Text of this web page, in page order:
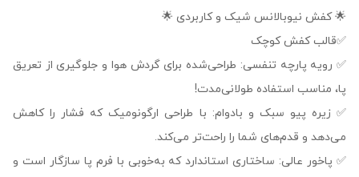
🌟 کفش نیوبالانس شیک و کاربردی 🌟
✅قالب کفش کوچک
✅ رویه پارچه تنفسی: طراحی‌شده برای گردش هوا و جلوگیری از تعریق
پا، مناسب استفاده طولانی‌مدت!
✅ زیره پیو سبک و بادوام: با طراحی ارگونومیک که فشار را کاهش
می‌دهد و قدم‌های شما را راحت‌تر می‌کند.
✅ پاخور عالی: ساختاری استاندارد که به‌خوبی با فرم پا سازگار است و